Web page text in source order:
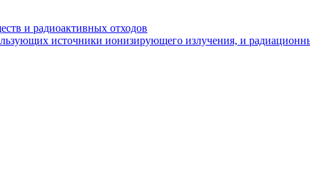
и радиоактивных отходов
источники ионизирующего излучения, и